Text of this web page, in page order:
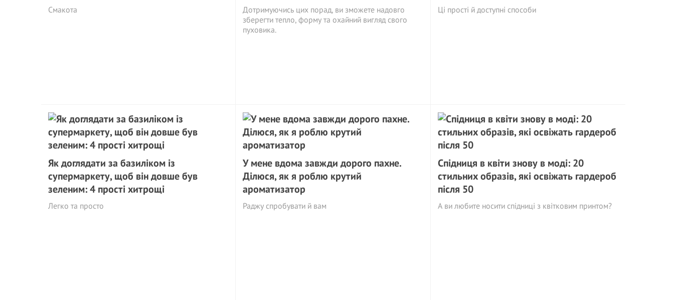
Смакота
Дотримуючись цих порад, ви зможете надовго
зберегти тепло, форму та охайний вигляд свого
пуховика.
Ці прості й доступні способи
Як доглядати за базиліком із
супермаркету, щоб він довше був
зеленим: 4 прості хитрощі
Легко та просто
У мене вдома завжди дорого пахне.
Ділюся, як я роблю крутий
ароматизатор
Раджу спробувати й вам
Спідниця в квіти знову в моді: 20
стильних образів, які освіжать гардероб
після 50
А ви любите носити спідниці з квітковим принтом?